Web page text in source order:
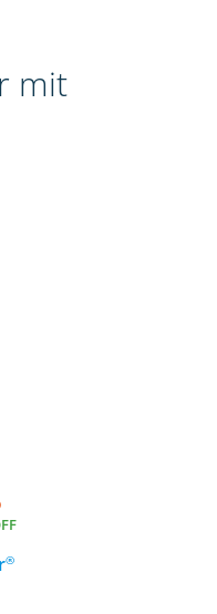
mit
®
®